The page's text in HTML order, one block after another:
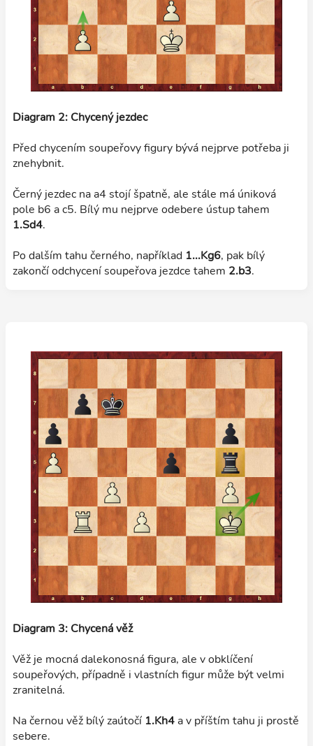
Diagram 2: Chycený jezdec
Před chycením soupeřovy figury bývá nejprve potřeba ji
znehybnit.
Černý jezdec na a4 stojí špatně, ale stále má úniková
pole b6 a c5. Bílý mu nejprve odebere ústup tahem
1.Sd4.
Po dalším tahu černého, například 1...Kg6, pak bílý
zakončí odchycení soupeřova jezdce tahem 2.b3.
Diagram 3: Chycená věž
Věž je mocná dalekonosná figura, ale v obklíčení
soupeřových, případně i vlastních figur může být velmi
zranitelná.
Na černou věž bílý zaútočí 1.Kh4a v příštím tahu ji prostě
sebere.